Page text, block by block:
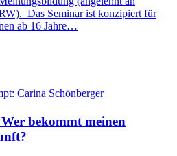
Das Seminar ist konzipiert für
ab 16 Jahre…
Carina Schönberger
bekommt meinen